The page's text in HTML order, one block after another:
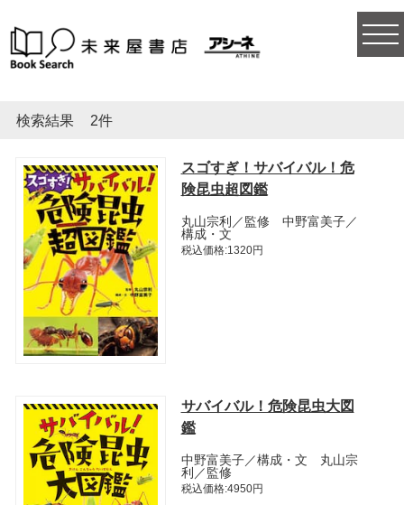
検索結果 2件
スゴすぎ！サバイバル！危
険昆虫超図鑑
丸山宗利／監修 中野富美子／
構成・文
税込価格:1320円
サバイバル！危険昆虫大図
鑑
中野富美子／構成・文 丸山宗
利／監修
税込価格:4950円